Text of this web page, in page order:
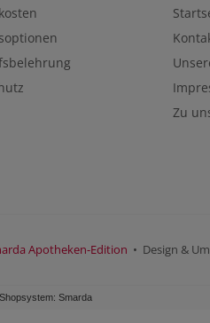
Zu
Apotheken-Edition • Design &
Shopsystem: Smarda